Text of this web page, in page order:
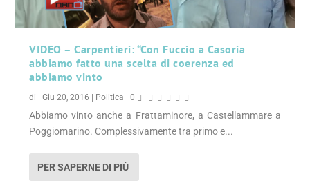
VIDEO – Carpentieri: “Con Fuccio a Casoria
abbiamo fatto una scelta di coerenza ed
abbiamo vinto
di |Giu 20, 2016 Politica |0
Abbiamo vinto anche a Frattaminore, a Castellammare a
Poggiomarino. Complessivamente tra primo e...
PER SAPERNE DI PIÙ